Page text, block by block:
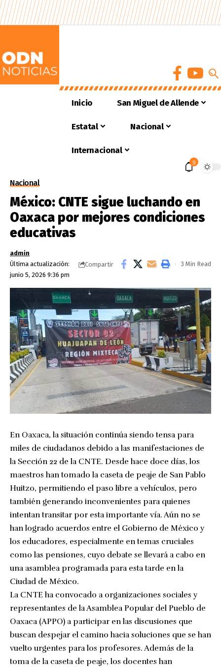
Inicio San Miguel de Allende
Estatal Nacional
Internacional
9
Nacional
México: CNTE sigue luchando en
Oaxaca por mejores condiciones
educativas
Última actualización:
junio 5, 2026 9:36 pm
admin
Compartir
3 Min Read
En Oaxaca, la situación continúa siendo tensa para
miles de ciudadanos debido a las manifestaciones de
la Sección 22 de la CNTE. Desde hace doce días, los
maestros han tomado la caseta de peaje de San Pablo
Huitzo, permitiendo el paso libre a vehículos, pero
también generando inconvenientes para quienes
intentan transitar por esta importante vía. Aún no se
han logrado acuerdos entre el Gobierno de México y
los educadores, especialmente en temas cruciales
como las pensiones, cuyo debate se llevará a cabo en
una asamblea programada para esta tarde en la
Ciudad de México.
La CNTE ha convocado a organizaciones sociales y
representantes de la Asamblea Popular del Pueblo de
Oaxaca (APPO) a participar en las discusiones que
buscan despejar el camino hacia soluciones que se han
vuelto urgentes para los profesores. Además de la
toma de la caseta de peaje, los docentes han